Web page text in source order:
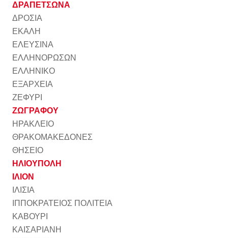
ΔΡΑΠΕΤΣΩΝΑ
ΔΡΟΣΙΑ
ΕΚΑΛΗ
ΕΛΕΥΣΙΝΑ
ΕΛΛΗΝΟΡΩΣΩΝ
ΕΛΛΗΝΙΚΟ
ΕΞΑΡΧΕΙΑ
ΖΕΦΥΡΙ
ΖΩΓΡΑΦΟΥ
ΗΡΑΚΛΕΙΟ
ΘΡΑΚΟΜΑΚΕΔΟΝΕΣ
ΘΗΣΕΙΟ
ΗΛΙΟΥΠΟΛΗ
ΙΛΙΟΝ
ΙΛΙΣΙΑ
ΙΠΠΟΚΡΑΤΕΙΟΣ ΠΟΛΙΤΕΙΑ
ΚΑΒΟΥΡΙ
ΚΑΙΣΑΡΙΑΝΗ